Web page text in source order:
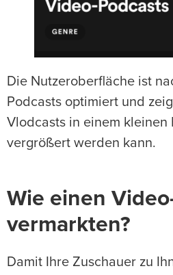
Die Nutzeroberfläche ist
Podcasts optimiert und
Vlodcasts in einem kleinen
vergrößert werden kann.
Wie einen
vermarkten?
Damit Ihre Zuschauer zu